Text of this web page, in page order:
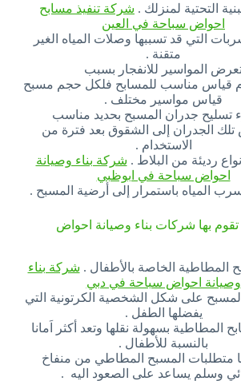
التحتية لمنزلك . شركة تنفيذ مسابح
احواض سباحة في العين
التي قد تسببها وصلات المياه الغير
متقنة .
المواسير للانفجار بسبب
قياس مناسب للمسابح فلكل حجم مسبح
قياس مواسير مختلف .
تسليح جدران المسبح بحديد مناسب
الجدران إلى الشقوق بعد فترة من
الاستخدام .
رديئة من البلاط . شركة بناء وصيانة
احواض سباحة في ابوظبي
المياه باستمرار إلى أرضية المسبح .
تقوم بها شركات بناء وصيانة احواض
المطاطية الخاصة بالأطفال . شركة بناء
وصيانة احواض سباحة في دبي
على شكل الشخصية الكرتونية التي
يفضلها الطفل .
المطاطية بسهولة نقلها وتعد أكثر اَمانا
بالنسبة للأطفال .
متطلبات المسبح المطاطي من منفاخ
وسلم يساعد على الصعود اليه .